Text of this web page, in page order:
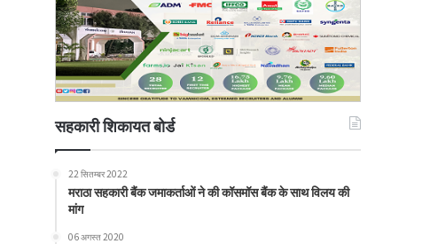
सहकारी शिकायत बोर्ड
22 सितम्बर 2022
मराठा सहकारी बैंक जमाकर्ताओं ने की कॉसमॉस बैंक के साथ विलय की
मांग
06 अगस्त 2020